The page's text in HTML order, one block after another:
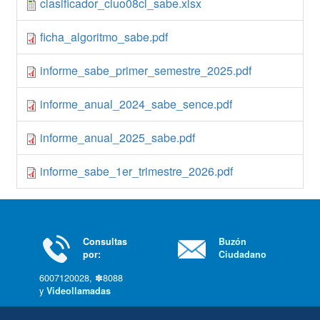
ficha_algoritmo_sabe.pdf
informe_sabe_primer_semestre_2025.pdf
informe_anual_2024_sabe_sence.pdf
informe_anual_2025_sabe.pdf
informe_sabe_1er_trimestre_2026.pdf
Consultas
por:
6007120028, ✽8088
y Videollamadas
Buzón
Ciudadano